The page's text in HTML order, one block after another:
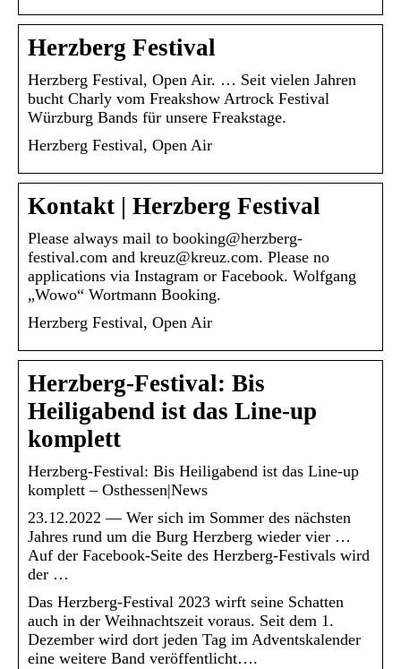
Herzberg Festival
Herzberg Festival, Open Air. … Seit vielen Jahren
bucht Charly vom Freakshow Artrock Festival
Würzburg Bands für unsere Freakstage.
Herzberg Festival, Open Air
Kontakt | Herzberg Festival
Please always mail to booking@herzberg-
festival.com and kreuz@kreuz.com. Please no
applications via Instagram or Facebook. Wolfgang
„Wowo“ Wortmann Booking.
Herzberg Festival, Open Air
Herzberg-Festival: Bis
Heiligabend ist das Line-up
komplett
Herzberg-Festival: Bis Heiligabend ist das Line-up
komplett – Osthessen|News
23.12.2022 — Wer sich im Sommer des nächsten
Jahres rund um die Burg Herzberg wieder vier …
Auf der Facebook-Seite des Herzberg-Festivals wird
der …
Das Herzberg-Festival 2023 wirft seine Schatten
auch in der Weihnachtszeit voraus. Seit dem 1.
Dezember wird dort jeden Tag im Adventskalender
eine weitere Band veröffentlicht….